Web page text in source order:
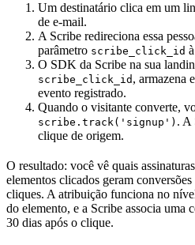
Um destinatário clica em um
de e-mail.
A Scribe redireciona essa
parâmetro scribe_click_id
O SDK da Scribe na sua
scribe_click_id , armazena
evento registrado.
Quando o visitante converte,
scribe.track('signup') . A
clique de origem.
O resultado: você vê quais
elementos clicados geram
cliques. A atribuição funciona no
do elemento, e a Scribe associa uma
30 dias após o clique.